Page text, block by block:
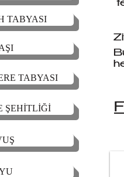
TABYASI
TABYASI
ŞEHİTLİĞİ